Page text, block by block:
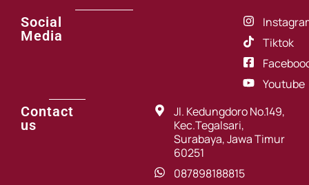
Social
Media
Tiktok
Youtube
Contact
us
Jl. Kedungdoro No.149,
Kec.Tegalsari,
Surabaya, Jawa Timur
60251
087898188815